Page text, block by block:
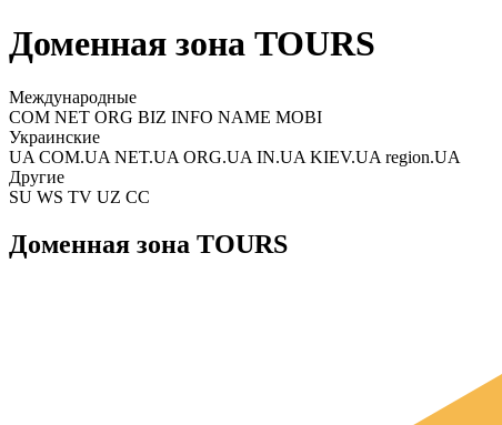
Доменная зона TOURS
Международные
COM NET ORG BIZ INFO NAME MOBI
Украинские
UA COM.UA NET.UA ORG.UA IN.UA KIEV.UA region.UA
Другие
SU WS TV UZ CC
Доменная зона TOURS